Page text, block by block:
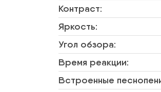
Контраст:
Яркость:
Угол обзора:
Время реакции:
Встроенные